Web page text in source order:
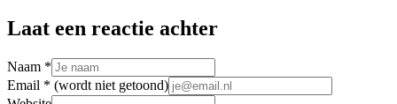
Laat een reactie achter
Naam *
Email * (wordt niet getoond)